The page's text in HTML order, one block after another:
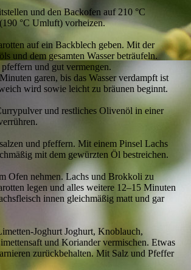
und den Backofen auf 210 °C
°C Umluft) vorheizen.
auf ein Backblech geben. Mit der
und dem gesamten Wasser beträufeln.
und gut vermengen.
garen, bis das Wasser verdampft ist
wird sowie leicht zu bräunen beginnt.
und restliches Olivenöl in einer
und pfeffern. Mit einem Pinsel Lachs
mit dem gewürzten Öl bestreichen.
Ofen nehmen. Lachs und Brokkoli zu
legen und alles weitere 12–15 Minuten
innen gleichmäßig matt und gar
Joghurt Joghurt, Knoblauch,
und Koriander vermischen. Etwas
zurückbehalten. Mit Salz und Pfeffer